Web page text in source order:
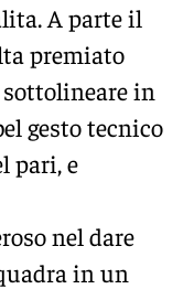
A parte il
premiato
in
gesto tecnico
pari, e
nel dare
in un